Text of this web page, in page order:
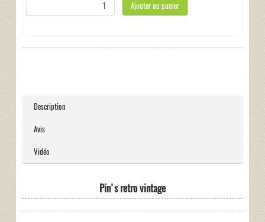
Ajouter au panier
Description
Avis
Vidéo
Pin's retro vintage